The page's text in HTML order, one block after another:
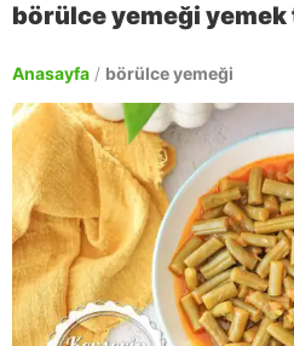
börülce yemeği
Anasayfa / börülce yemeği